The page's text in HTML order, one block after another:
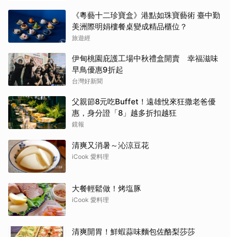
《粵藝十二珍寶盒》港點如珠寶藝術 臺中勤
美洲際明娟樓餐桌變成精品櫃位？
旅遊經
伊甸桃園庇護工場中秋禮盒開賣 幸福滋味
早鳥優惠9折起
台灣好新聞
父親節8元吃Buffet！遠雄悅來狂撒老爸優
惠，身分證「8」越多折扣越狂
鏡報
清爽又消暑～沁涼豆花
iCook 愛料理
大餐輕鬆做！烤塩豚
iCook 愛料理
清爽開胃！鮮蝦蒜味麵包佐酪梨莎莎